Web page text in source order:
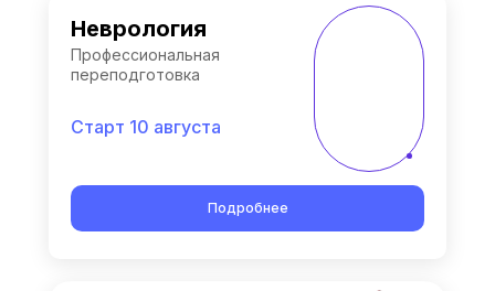
Неврология
Старт 10 августа
Подробнее
Профессиональная
переподготовка